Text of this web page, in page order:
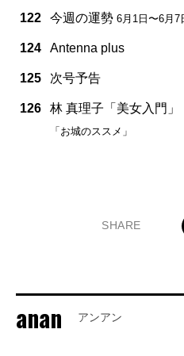
122 今週の運勢 6月1日〜6月7
124 Antenna plus
125 次号予告
126 林 真理子「美女入門」
「お城のススメ」
SHARE
anan アンアン